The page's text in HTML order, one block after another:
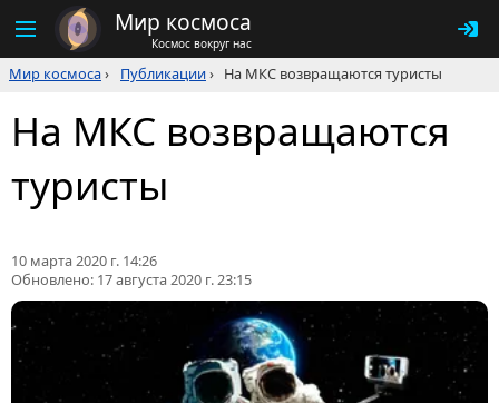
Мир космоса
Космос вокруг нас
Мир космоса› Публикации› На МКС возвращаются туристы
На МКС возвращаются
туристы
10 марта 2020 г. 14:26
Обновлено: 17 августа 2020 г. 23:15